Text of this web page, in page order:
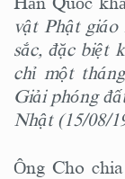
vật Phật giáo
sắc, đặc biệt
chỉ một
Giải phóng
Nhật (15/08/
Ông Cho